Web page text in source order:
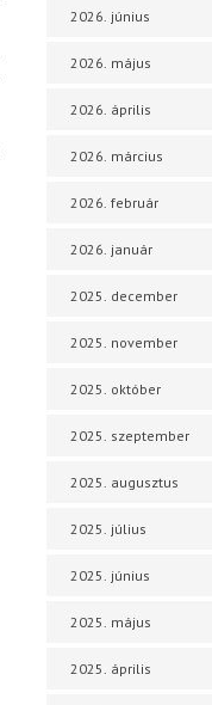
2026. június
2026. május
2026. április
2026. március
2026. február
2026. január
2025. december
2025. november
2025. október
2025. szeptember
2025. augusztus
2025. július
2025. június
2025. május
2025. április